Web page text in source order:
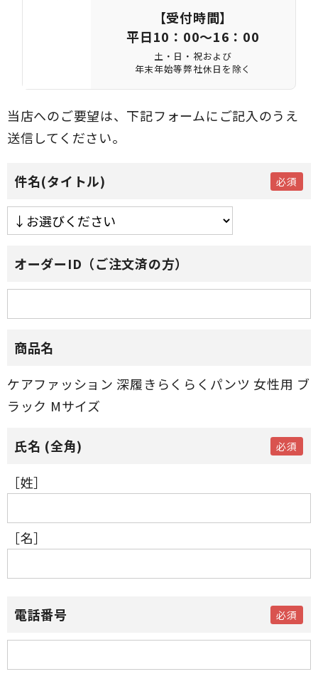
【受付時間】
平日10：00～16：00
土・日・祝および
年末年始等弊社休日を除く
当店へのご要望は、下記フォームにご記入のうえ
送信してください。
件名(タイトル)
商品名
ケアファッション 深履きらくらくパンツ 女性用 ブ
ラック Mサイズ
［姓］
［名］
電話番号